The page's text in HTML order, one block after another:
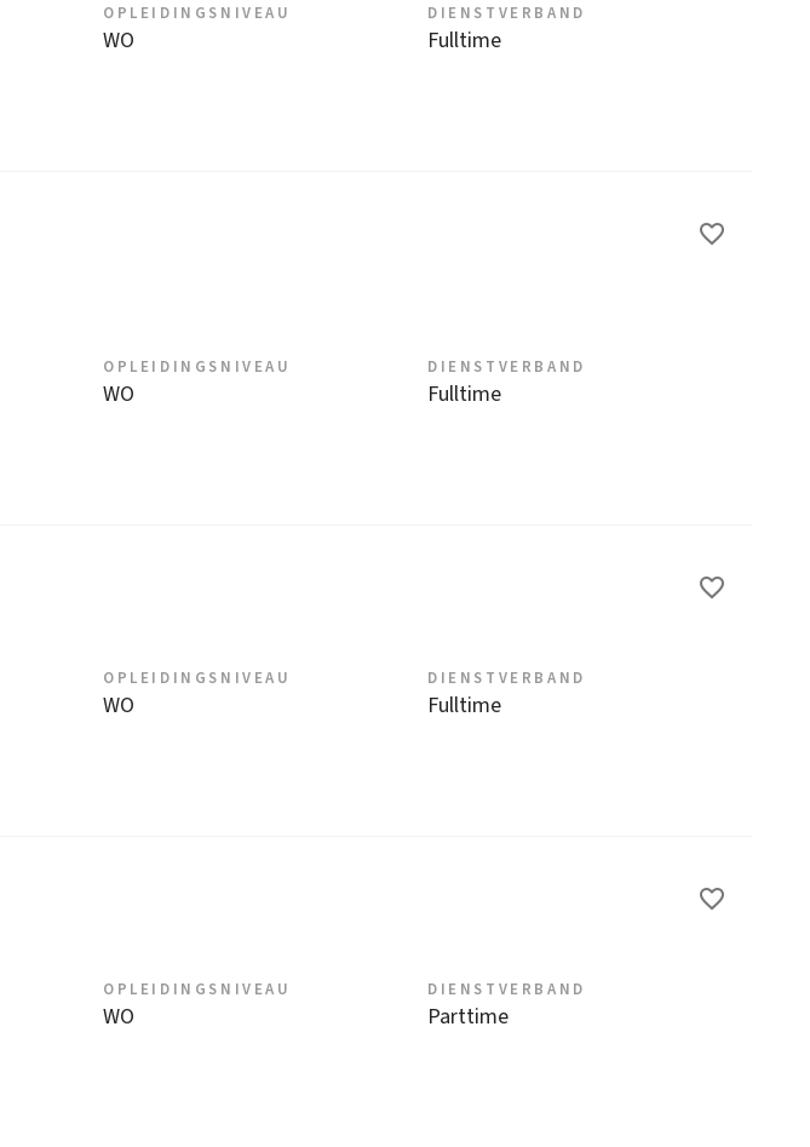
OPLEIDINGSNIVEAU
WO
DIENSTVERBAND
Fulltime
OPLEIDINGSNIVEAU
WO
DIENSTVERBAND
Fulltime
OPLEIDINGSNIVEAU
WO
DIENSTVERBAND
Fulltime
OPLEIDINGSNIVEAU
WO
DIENSTVERBAND
Parttime